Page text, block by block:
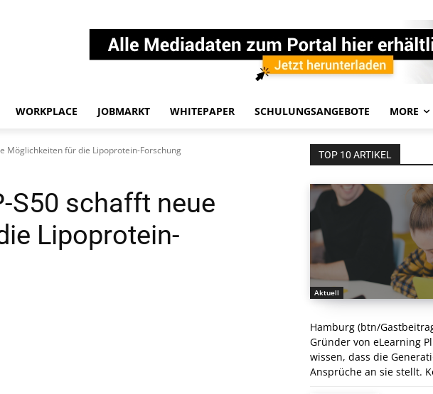
WORKPLACE JOBMARKT WHITEPAPER SCHULUNGSANGEBOTE MORE
Möglichkeiten für die Lipoprotein-Forschung
S50 schafft neue
Lipoprotein-
TOP 10 ARTIKEL
Aktuell
Hamburg (btn/
Gründer von eLearning
wissen, dass die
Ansprüche an sie stellt.